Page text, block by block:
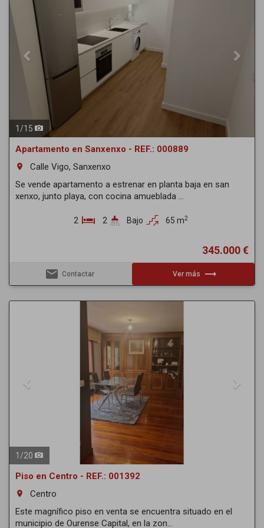
1 /15
Apartamento en Sanxenxo - REF.: 000889
room
Calle Vigo, Sanxenxo
Se vende apartamento a estrenar en planta baja en san
xenxo, junto playa, con cocina amueblada ...
2 2 Bajo 65 m2
345.000 €
email Contactar Ver más trending_flat
Next
1 /20
Piso en Centro - REF.: 001392
room
Centro
Este magnífico piso en venta se encuentra situado en el
municipio de Ourense Capital, en la zon...